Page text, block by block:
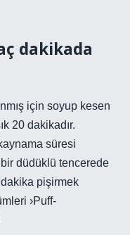
dakikada
için soyup kesen
20 dakikadır.
süresi
düdüklü tencerede
pişirmek
›Puff-